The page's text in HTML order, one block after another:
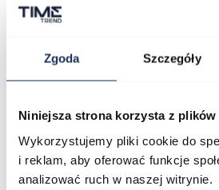
Zgoda Szczegóły
Niniejsza strona korzysta z plików
Wykorzystujemy pliki cookie do
i reklam, aby oferować funkcje
analizować ruch w naszej witrynie.
GWG-B1000MG -1A9ER to model
trudnym terenie, jak i podczas
konstrukcja z żywicy wyróżniają
innych zegarków z serii
wodoszczelność 200 m sprawiają,
przygotowany na różnorodne